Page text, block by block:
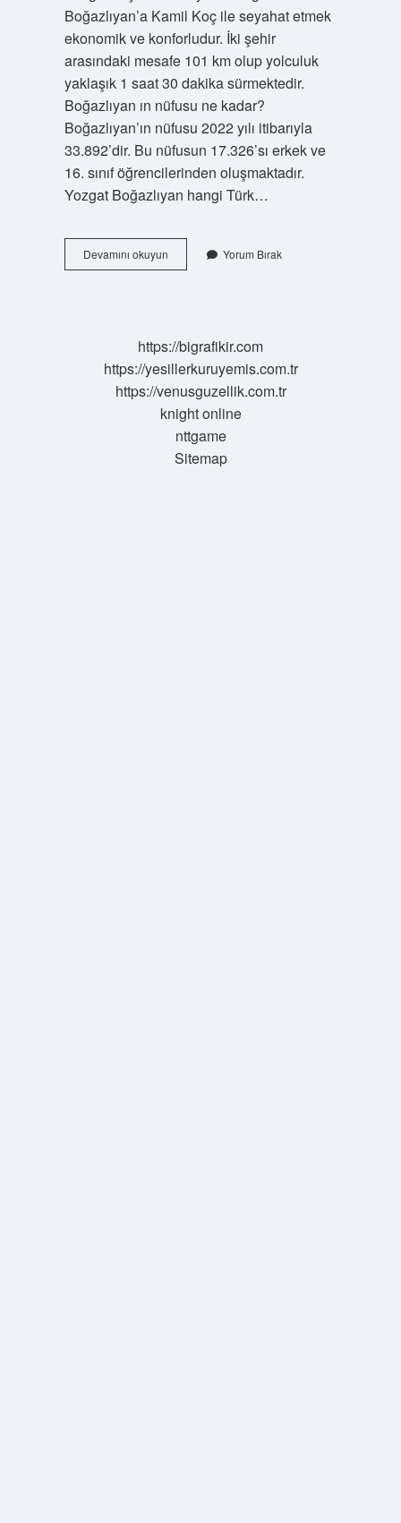
Boğazlıyan’a Kamil Koç ile seyahat etmek
ekonomik ve konforludur. İki şehir
arasındaki mesafe 101 km olup yolculuk
yaklaşık 1 saat 30 dakika sürmektedir.
Boğazlıyan ın nüfusu ne kadar?
Boğazlıyan’ın nüfusu 2022 yılı itibarıyla
33.892’dir. Bu nüfusun 17.326’sı erkek ve
16. sınıf öğrencilerinden oluşmaktadır.
Yozgat Boğazlıyan hangi Türk…
Devamını okuyunYozgat
Boğazlıyan
Yorum Bırak
https://bigrafikir.com
https://yesillerkuruyemis.com.tr
https://venusguzellik.com.tr
knight online
nttgame
Sitemap